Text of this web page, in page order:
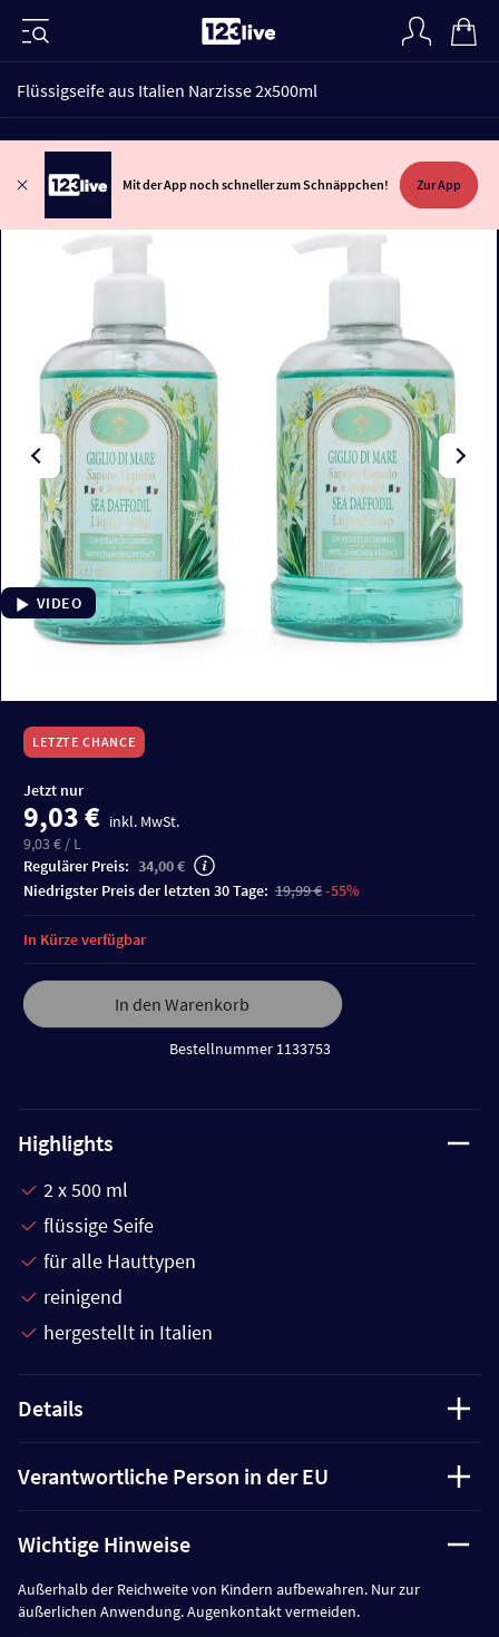
Flüssigseife aus Italien Narzisse 2x500ml
Mit der App noch schneller zum Schnäppchen! Zur App
VIDEO
LETZTE CHANCE
Jetzt nur
9,03 € inkl. MwSt.
9,03 € / L
Regulärer Preis: 34,00 €
niedrigster Preis der letzten 30 Tage: 19,99 €-55%
In den Warenkorb
Bestellnummer 1133753
In Kürze verfügbar
Highlights
2 x 500 ml
flüssige Seife
für alle Hauttypen
reinigend
hergestellt in Italien
Details
Verantwortliche Person in der EU
Wichtige Hinweise
Außerhalb der Reichweite von Kindern aufbewahren. Nur zur
äußerlichen Anwendung. Augenkontakt vermeiden.